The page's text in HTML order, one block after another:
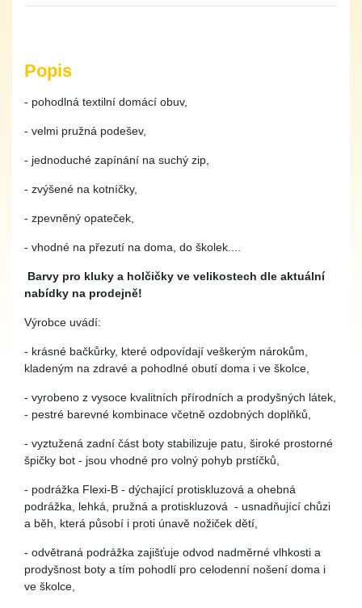
Popis
- pohodlná textilní domácí obuv,
- velmi pružná podešev,
- jednoduché zapínání na suchý zip,
- zvýšené na kotníčky,
- zpevněný opateček,
- vhodné na přezutí na doma, do školek....
Barvy pro kluky a holčičky ve velikostech dle aktuální
nabídky na prodejně!
Výrobce uvádí:
- krásné bačkůrky, které odpovídají veškerým nárokům,
kladeným na zdravé a pohodlné obutí doma i ve školce,
- vyrobeno z vysoce kvalitních přírodních a prodyšných látek,
- pestré barevné kombinace včetně ozdobných doplňků,
- vyztužená zadní část boty stabilizuje patu, široké prostorné
špičky bot - jsou vhodné pro volný pohyb prstíčků,
- podrážka Flexi-B - dýchající protiskluzová a ohebná
podrážka, lehká, pružná a protiskluzová - usnadňující chůzi
a běh, která působí i proti únavě nožiček dětí,
- odvětraná podrážka zajišťuje odvod nadměrné vlhkosti a
prodyšnost boty a tím pohodlí pro celodenní nošení doma i
ve školce,